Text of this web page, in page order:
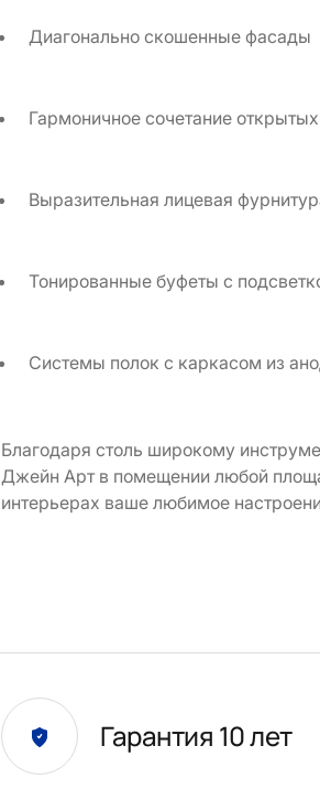
Диагонально скошенные фасады
Гармоничное сочетание
Выразительная лицевая
Тонированные буфеты с
Системы полок с каркасом из
Благодаря столь широкому
Джейн Арт в помещении любой
интерьерах ваше любимое
Гарантия 10 лет